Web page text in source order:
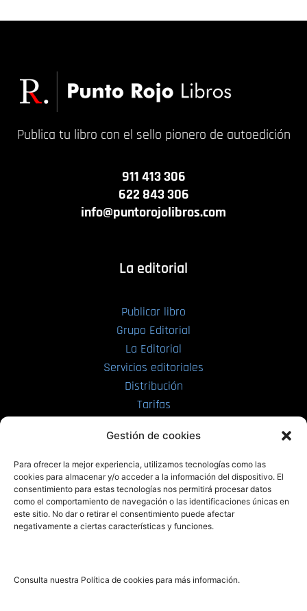
Gestión de cookies
Para ofrecer la mejor experiencia, utilizamos tecnologías como las
cookies para almacenar y/o acceder a la información del dispositivo. El
consentimiento para estas tecnologías nos permitirá procesar datos
como el comportamiento de navegación o las identificaciones únicas en
este sitio. No dar o retirar el consentimiento puede afectar
negativamente a ciertas características y funciones.
Consulta nuestra Política de cookies para más información.
Publica tu libro con el sello pionero de autoedición
911 413 306
622 843 306
info@puntorojolibros.com
La editorial
Publicar libro
Grupo Editorial
La Editorial
Servicios editoriales
Distribución
Tarifas
PRL | Films
PRL | Play
PRL | LAB
Noticias